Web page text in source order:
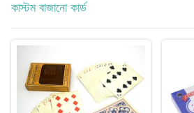
কাস্টম বাজানো কার্ড